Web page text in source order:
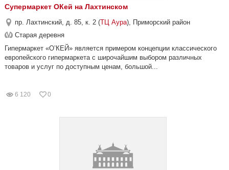
Супермаркет ОКей на Лахтинском
пр. Лахтинский, д. 85, к. 2 (ТЦ Аура), Приморский район
Старая деревня
Гипермаркет «О’КЕЙ» является примером концепции классического
европейского гипермаркета с широчайшим выбором различных
товаров и услуг по доступным ценам, большой...
6 120 0